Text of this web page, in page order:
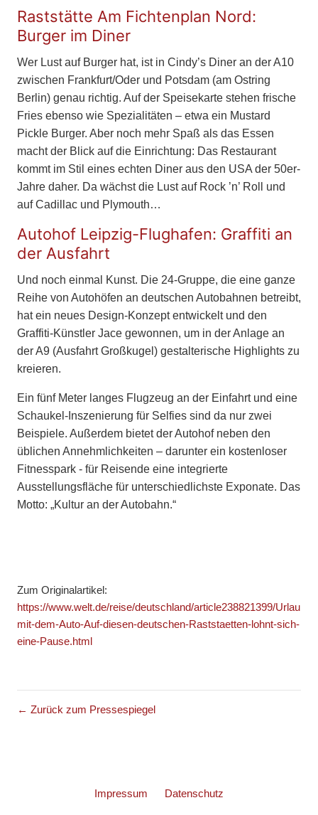
Raststätte Am Fichtenplan Nord:
Burger im Diner
Wer Lust auf Burger hat, ist in Cindy’s Diner an der A10
zwischen Frankfurt/Oder und Potsdam (am Ostring
Berlin) genau richtig. Auf der Speisekarte stehen frische
Fries ebenso wie Spezialitäten – etwa ein Mustard
Pickle Burger. Aber noch mehr Spaß als das Essen
macht der Blick auf die Einrichtung: Das Restaurant
kommt im Stil eines echten Diner aus den USA der 50er-
Jahre daher. Da wächst die Lust auf Rock ’n’ Roll und
auf Cadillac und Plymouth…
Autohof Leipzig-Flughafen: Graffiti an
der Ausfahrt
Und noch einmal Kunst. Die 24-Gruppe, die eine ganze
Reihe von Autohöfen an deutschen Autobahnen betreibt,
hat ein neues Design-Konzept entwickelt und den
Graffiti-Künstler Jace gewonnen, um in der Anlage an
der A9 (Ausfahrt Großkugel) gestalterische Highlights zu
kreieren.
Ein fünf Meter langes Flugzeug an der Einfahrt und eine
Schaukel-Inszenierung für Selfies sind da nur zwei
Beispiele. Außerdem bietet der Autohof neben den
üblichen Annehmlichkeiten – darunter ein kostenloser
Fitnesspark - für Reisende eine integrierte
Ausstellungsfläche für unterschiedlichste Exponate. Das
Motto: „Kultur an der Autobahn.“
Zum Originalartikel:
https://www.welt.de/reise/deutschland/article238821399/Urlaub-
mit-dem-Auto-Auf-diesen-deutschen-Raststaetten-lohnt-sich-
eine-Pause.html
← Zurück zum Pressespiegel
Impressum Datenschutz